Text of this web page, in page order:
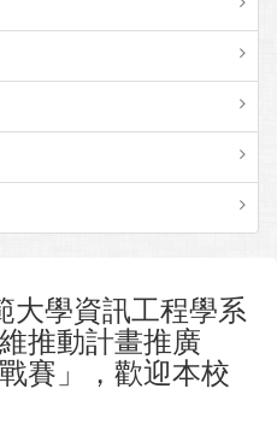
大學資訊工程學系
推動計畫推廣
賽」，歡迎本校